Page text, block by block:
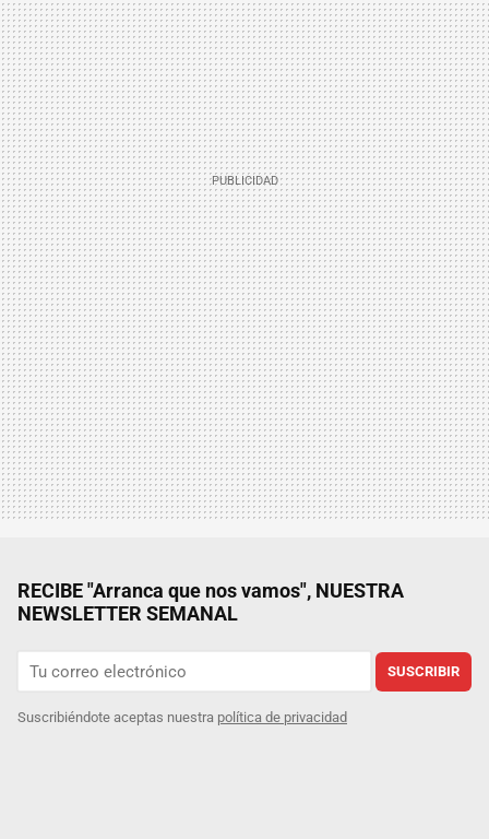
RECIBE "Arranca que nos vamos", NUESTRA
NEWSLETTER SEMANAL
SUSCRIBIR
Suscribiéndote aceptas nuestra política de privacidad